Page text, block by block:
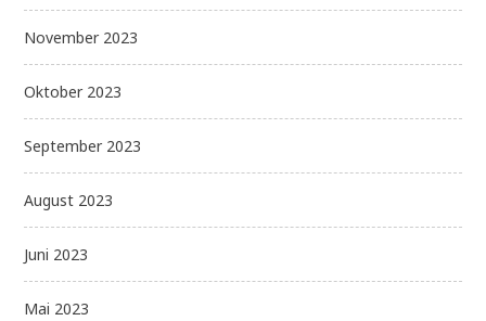
November 2023
Oktober 2023
September 2023
August 2023
Juni 2023
Mai 2023